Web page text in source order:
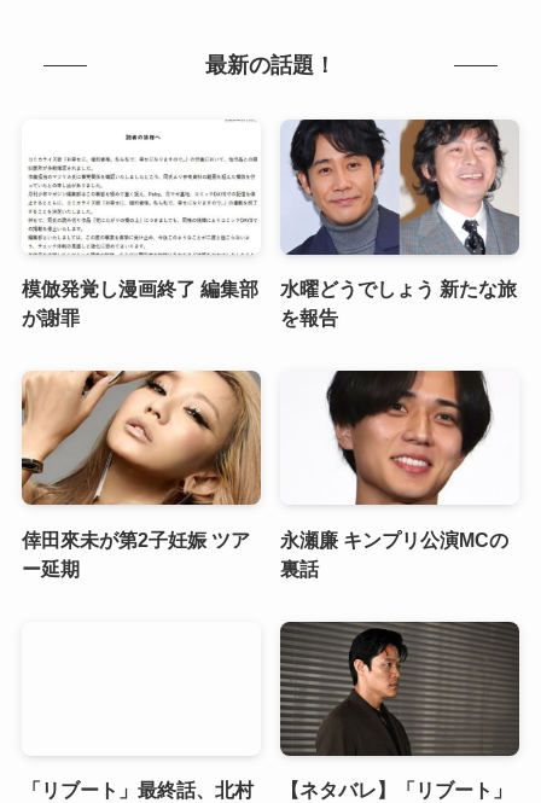
最新の話題！
模倣発覚し漫画終了 編集部
が謝罪
水曜どうでしょう 新たな旅
を報告
倖田來未が第2子妊娠 ツア
ー延期
永瀬廉 キンプリ公演MCの
裏話
「リブート」最終話、北村
【ネタバレ】「リブート」